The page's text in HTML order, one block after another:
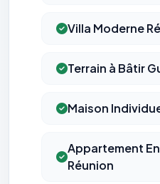
Villa Moderne
Terrain à Bâtir
Maison
Appartement
Réunion